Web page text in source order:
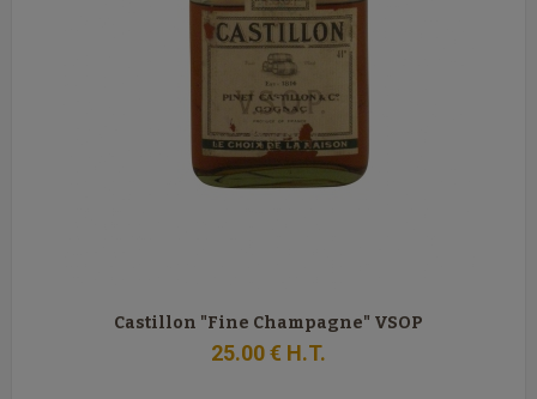
Castillon "Fine Champagne" VSOP
25.00€ H.T.